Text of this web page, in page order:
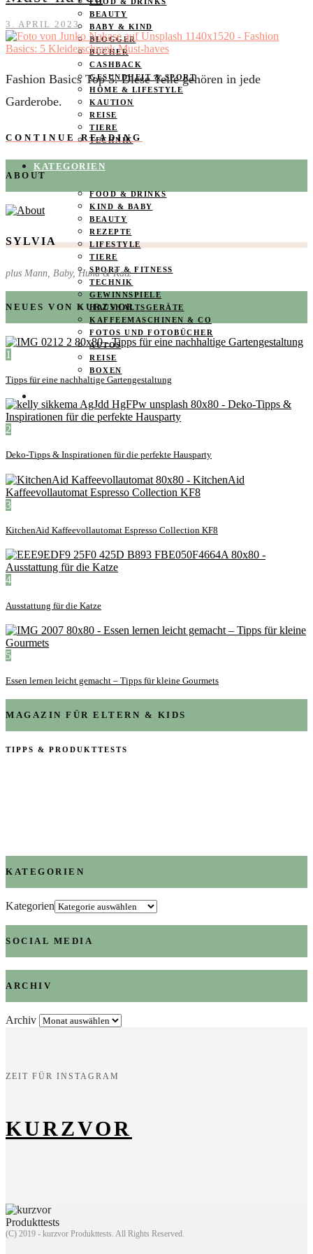
BEAUTY
BABY & KIND
BLOGGER
BÜCHER
CASHBACK
GESUNDHEIT & SPORT
HOME & LIFESTYLE
KAUTION
REISE
TIERE
TECHNIK
KATEGORIEN
FOOD & DRINKS
KIND & BABY
BEAUTY
REZEPTE
LIFESTYLE
TIERE
SPORT & FITNESS
TECHNIK
GEWINNSPIELE
HAUSHALTSGERÄTE
KAFFEEMASCHINEN & CO
FOTOS UND FOTOBÜCHER
AUTOS
REISE
BOXEN
3. APRIL 2023
Fashion Basics Top 5. Diese Teile gehören in jede
Garderobe.
CONTINUE READING
ABOUT
SYLVIA
plus Mann, Baby, Hund & Katz
NEUES VON KURZVOR
1
Tipps für eine nachhaltige Gartengestaltung
2
Deko-Tipps & Inspirationen für die perfekte Hausparty
3
KitchenAid Kaffeevollautomat Espresso Collection KF8
4
Ausstattung für die Katze
5
Essen lernen leicht gemacht – Tipps für kleine Gourmets
MAGAZIN FÜR ELTERN & KIDS
TIPPS & PRODUKTTESTS
KATEGORIEN
Kategorien
SOCIAL MEDIA
ARCHIV
Archiv
ZEIT FÜR INSTAGRAM
KURZVOR
(C) 2019 - kurzvor Produkttests. All Rights Reserved.